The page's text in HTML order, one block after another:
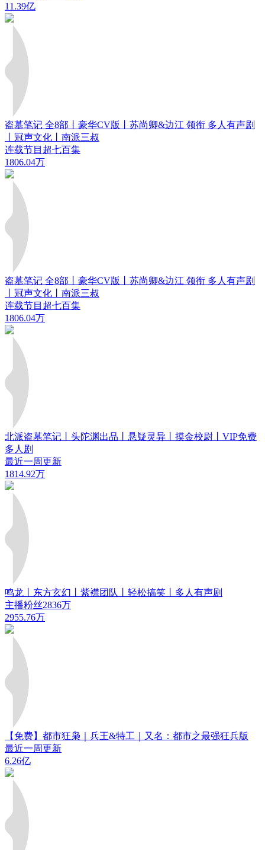
11.39亿
盗墓笔记 全8部丨豪华CV版丨苏尚卿&边江 领衔 多人有声剧
丨冠声文化丨南派三叔
连载节目超七百集
1806.04万
盗墓笔记 全8部丨豪华CV版丨苏尚卿&边江 领衔 多人有声剧
丨冠声文化丨南派三叔
连载节目超七百集
1806.04万
北派盗墓笔记丨头陀渊出品丨悬疑灵异丨摸金校尉丨VIP免费
多人剧
最近一周更新
1814.92万
鸣龙丨东方玄幻丨紫襟团队丨轻松搞笑丨多人有声剧
主播粉丝2836万
2955.76万
【免费】都市狂枭｜兵王&特工｜又名：都市之最强狂兵版
最近一周更新
6.26亿